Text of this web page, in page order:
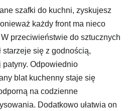
szafki do kuchni, zyskujesz
każdy front ma nieco
przeciwieństwie do sztucznych
starzeje się z godnością,
patyny. Odpowiednio
blat kuchenny staje się
na codzienne
Dodatkowo ułatwia on